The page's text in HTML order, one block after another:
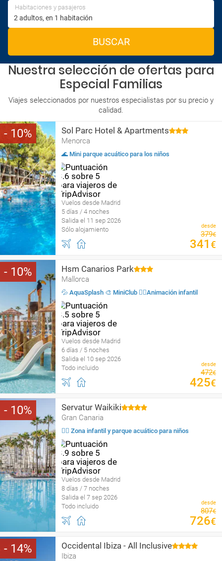
Habitaciones y pasajeros
BUSCAR
Nuestra selección de ofertas para
Especial Familias
Viajes seleccionados por nuestros especialistas por su precio y
calidad.
10 Sol Parc Hotel & Apartments
Menorca
🌊 Mini parque acuático para los niños
Vuelos desde Madrid
5 días / 4 noches
Salida el 11 sep 2026
Sólo alojamiento
desde
379€
341 €
10 Hsm Canarios Park
Mallorca
💦 AquaSplash 🎨 MiniClub 🤹‍♂️Animación infantil
Vuelos desde Madrid
6 días / 5 noches
Salida el 10 sep 2026
Todo incluido
desde
472€
425€
10 Servatur Waikiki
Gran Canaria
🤹‍♀️ Zona infantil y parque acuático para niños
Vuelos desde Madrid
8 días / 7 noches
Salida el 7 sep 2026
Todo incluido
desde
807€
726€
14 Occidental Ibiza - All Inclusive
Ibiza